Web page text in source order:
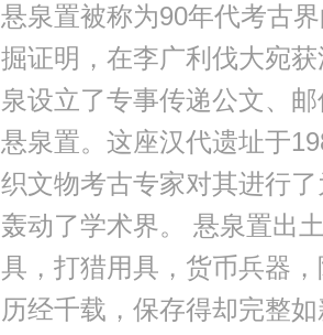
悬泉置被称为90年代考古
掘证明，在李广利伐大宛
泉设立了专事传递公文、
悬泉置。这座汉代遗址于
织文物考古专家对其进行
轰动了学术界。 悬泉置出
具，打猎用具，货币兵器
历经千载，保存得却完整